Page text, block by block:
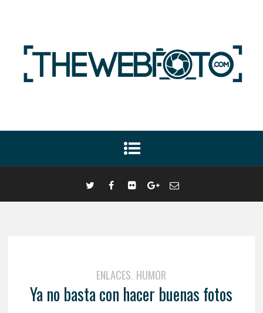
ENLACES, HUMOR
Ya no basta con hacer buenas fotos